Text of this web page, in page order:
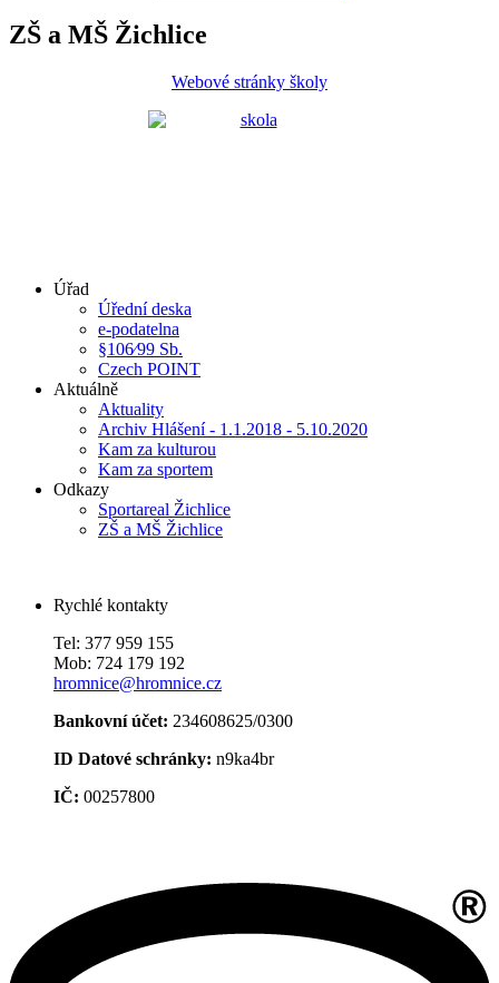
ZŠ a MŠ Žichlice
Webové stránky školy
Úřad
Úřední deska
e-podatelna
§106⁄99 Sb.
Czech POINT
Aktuálně
Aktuality
Archiv Hlášení - 1.1.2018 - 5.10.2020
Kam za kulturou
Kam za sportem
Odkazy
Sportareal Žichlice
ZŠ a MŠ Žichlice
Rychlé kontakty
Tel: 377 959 155
Mob: 724 179 192
hromnice@hromnice.cz
Bankovní účet: 234608625/0300
ID Datové schránky: n9ka4br
IČ: 00257800